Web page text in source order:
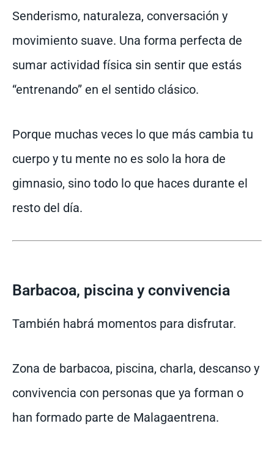
Senderismo, naturaleza, conversación y
movimiento suave. Una forma perfecta de
sumar actividad física sin sentir que estás
“entrenando” en el sentido clásico.
Porque muchas veces lo que más cambia tu
cuerpo y tu mente no es solo la hora de
gimnasio, sino todo lo que haces durante el
resto del día.
Barbacoa, piscina y convivencia
También habrá momentos para disfrutar.
Zona de barbacoa, piscina, charla, descanso y
convivencia con personas que ya forman o
han formado parte de Malagaentrena.